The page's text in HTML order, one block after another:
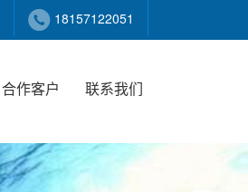
18157122051
合作客户 联系我们